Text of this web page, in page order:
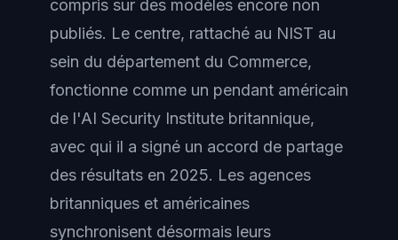
compris sur des modèles encore non
publiés. Le centre, rattaché au NIST au
sein du département du Commerce,
fonctionne comme un pendant américain
de l'AI Security Institute britannique,
avec qui il a signé un accord de partage
des résultats en 2025. Les agences
britanniques et américaines
synchronisent désormais leurs